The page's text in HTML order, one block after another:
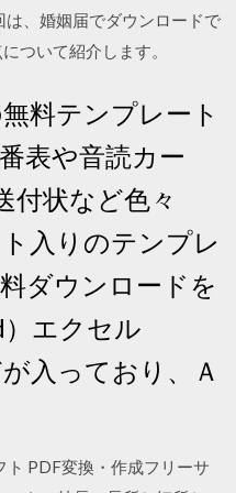
、婚姻届でダウンロードで
ついて紹介します。
料テンプレート
表や音読カー
付状など色々
入りのテンプレ
ダウンロードを
エクセル
が入っており、Ａ
ト PDF変換・作成フリーサ